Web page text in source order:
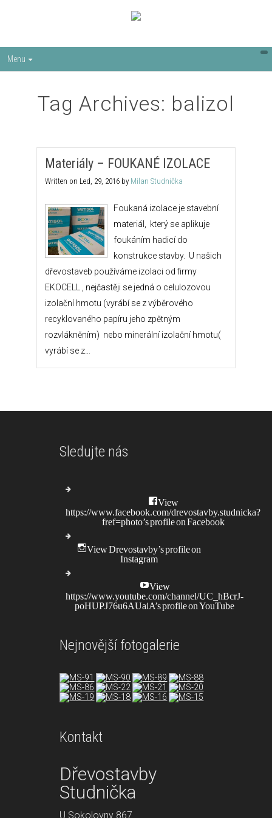
Menu
Tag Archives: balizol
Materiály – FOUKANÉ IZOLACE
Written on Led, 29, 2016 by Milan Studnička
Foukaná izolace je stavební
materiál, který se aplikuje
foukáním hadicí do
konstrukce stavby. U našich
dřevostaveb používáme izolaci od firmy
EKOCELL , nejčastěji se jedná o celulozovou
izolační hmotu (vyrábí se z výběrového
recyklovaného papíru jeho zpětným
rozvlákněním) nebo minerální izolační hmotu(
vyrábí se z…
Sledujte nás
View
https://www.facebook.com/drevostavby.studnicka?
fref=photo’s profile on Facebook
View Drevostavby’s profile on
Instagram
View
https://www.youtube.com/channel/UC_hBcrJ-
poHUPJ76u6AUaiA’s profile on YouTube
Nejnovější fotogalerie
Kontakt
Dřevostavby
Studnička
U Sokolovny 867
purposes only For development purposes only